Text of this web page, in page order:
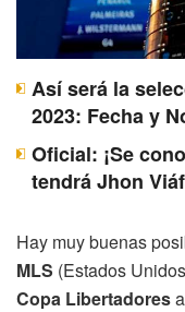
Así será la
2023: Fecha y
Oficial: ¡Se
tendrá Jhon
Hay muy buenas
MLS (Estados
Copa Libertadores